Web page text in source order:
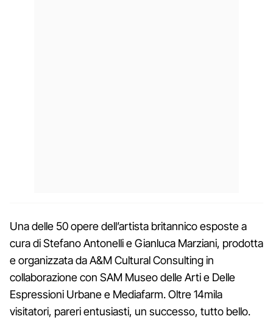
Una delle 50 opere dell’artista britannico esposte a
cura di Stefano Antonelli e Gianluca Marziani, prodotta
e organizzata da A&M Cultural Consulting in
collaborazione con SAM Museo delle Arti e Delle
Espressioni Urbane e Mediafarm. Oltre 14mila
visitatori, pareri entusiasti, un successo, tutto bello.